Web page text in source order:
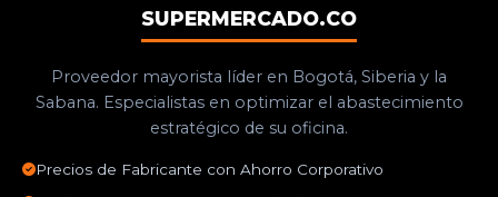
SUPERMERCADO.CO
Proveedor mayorista líder en Bogotá, Siberia y la
Sabana. Especialistas en optimizar el abastecimiento
estratégico de su oficina.
Precios de Fabricante con Ahorro Corporativo